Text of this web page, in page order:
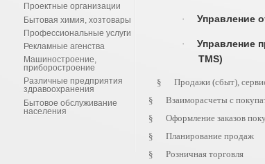
Проектные организации
Бытовая химия, хозтовары
Профессиональные услуги
Рекламные агенства
Машиностроение,
приборостроение
Различные предприятия
здравоохранения
Бытовое обслуживание
населения
· Управление
·
Управление
TMS)
§
Продажи (сбыт),
§
Взаиморасчеты с
§
Оформление заказов
§
Планирование продаж
§
Розничная торговля